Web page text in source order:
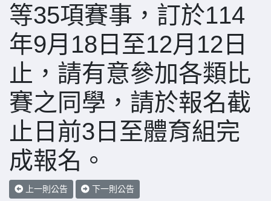
等35項賽事，訂於114
年9月18日至12月12日
止，請有意參加各類比
賽之同學，請於報名截
止日前3日至體育組完
成報名。
上一則公告 下一則公告